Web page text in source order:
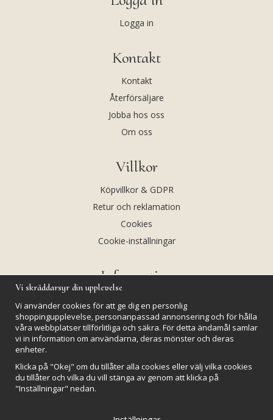
Logga in
Kontakt
Kontakt
Återförsäljare
Jobba hos oss
Om oss
Villkor
Köpvillkor & GDPR
Retur och reklamation
Cookies
Cookie-inställningar
Information
Kalendarium
Nyheter
Kristaller och fairtrade
Rena & Ladda kristaller
Vi skräddarsyr din upplevelse
Vi använder cookies för att ge dig en personlig
shoppingupplevelse, personanpassad annonsering och för hålla
våra webbplatser tillförlitliga och säkra. För detta ändamål samlar
vi in information om användarna, deras mönster och deras
enheter.
Klicka på "Okej" om du tillåter alla cookies eller välj vilka cookies
du tillåter och vilka du vill stänga av genom att klicka på
"Inställningar" nedan.